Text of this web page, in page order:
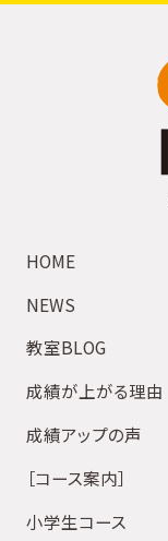
HOME
NEWS
教室BLOG
成績が上がる理由
成績アップの声
［コース案内］
小学生コース